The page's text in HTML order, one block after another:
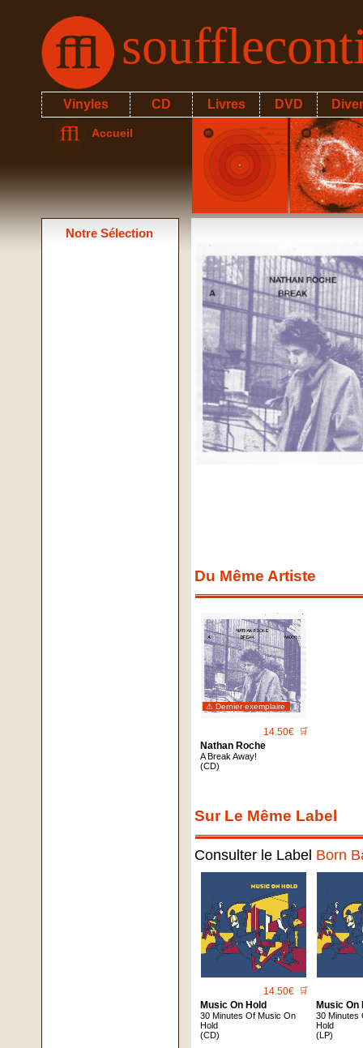
Vinyles CD Livres DVD
Accueil
Notre Sélection
Du Même Artiste
⚠ Dernier exemplaire
14.50€ 🛒
Nathan Roche
A Break Away!
(CD)
Sur Le Même Label
Consulter le Label Born
14.50€ 🛒
Music On Hold
30 Minutes Of Music On
Hold
(CD)
Music On
30 Minutes
Hold
(LP)